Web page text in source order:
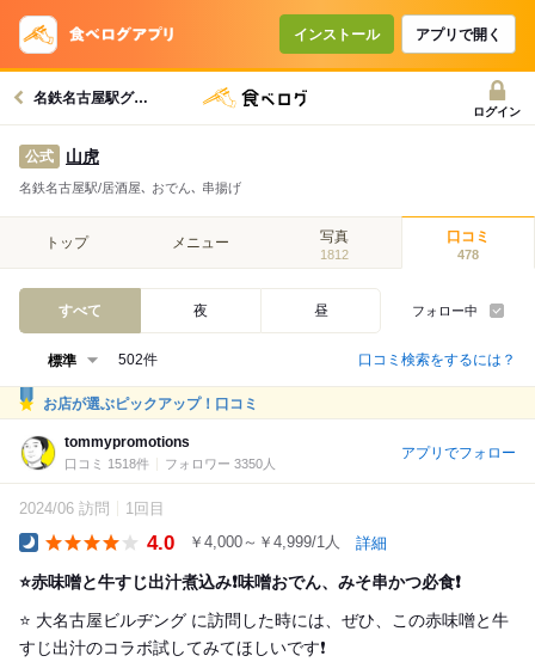
インストール アプリで開く
名鉄名古屋駅グルメへ
ログイン
公式 山虎
名鉄名古屋駅/居酒屋､ おでん､ 串揚げ
トップ メニュー 写真
1812
口コミ
478
すべて 夜 昼 フォロー中
502件 口コミ検索をするには？
お店が選ぶピックアップ！口コミ
tommypromotions
口コミ 1518件 フォロワー 3350人
アプリでフォロー
2024/06 訪問 1回目
4.0 ￥4,000～￥4,999/1人 詳細
⭐️赤味噌と牛すじ出汁煮込み❗️味噌おでん、みそ串かつ必食❗️
⭐️ 大名古屋ビルヂング に訪問した時には、ぜひ、この赤味噌と牛
すじ出汁のコラボ試してみてほしいです❗️